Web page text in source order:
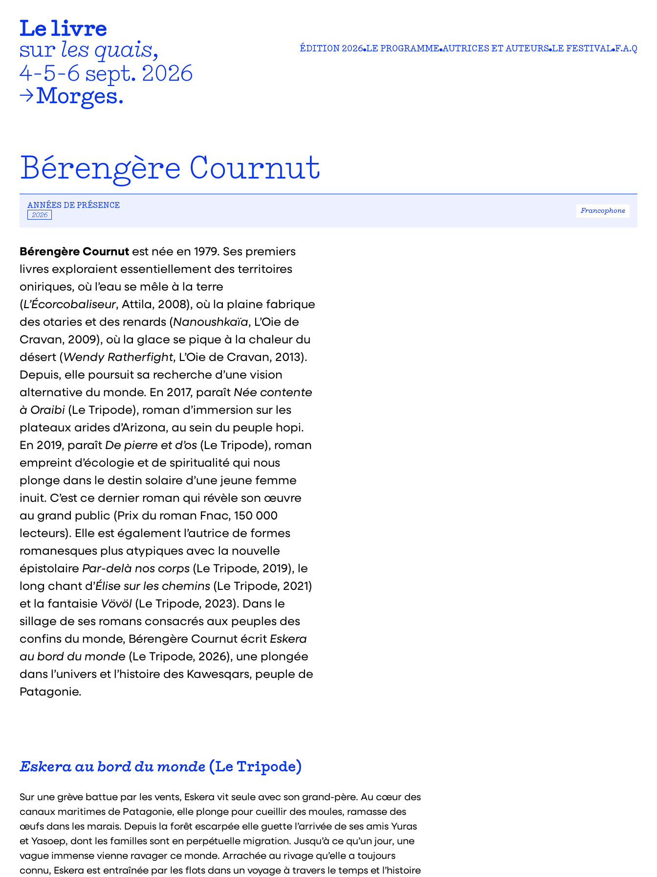
ÉDITION 2026 LE PROGRAMME AUTRICES ET AUTEURS LE FESTIVAL F.A.Q
Bérengère Cournut
ANNÉES DE PRÉSENCE
2026
Francophone
Bérengère Cournut est née en 1979. Ses premiers
livres exploraient essentiellement des territoires
oniriques, où l’eau se mêle à la terre
(L’Écorcobaliseur, Attila, 2008), où la plaine fabrique
des otaries et des renards (Nanoushkaïa, L’Oie de
Cravan, 2009), où la glace se pique à la chaleur du
désert (Wendy Ratherfight, L’Oie de Cravan, 2013).
Depuis, elle poursuit sa recherche d’une vision
alternative du monde. En 2017, paraît Née contente
à Oraibi (Le Tripode), roman d’immersion sur les
plateaux arides d’Arizona, au sein du peuple hopi.
En 2019, paraît De pierre et d’os (Le Tripode), roman
empreint d’écologie et de spiritualité qui nous
plonge dans le destin solaire d’une jeune femme
inuit. C’est ce dernier roman qui révèle son œuvre
au grand public (Prix du roman Fnac, 150 000
lecteurs). Elle est également l’autrice de formes
romanesques plus atypiques avec la nouvelle
épistolaire Par-delà nos corps (Le Tripode, 2019), le
long chant d’Élise sur les chemins (Le Tripode, 2021)
et la fantaisie Vövöl (Le Tripode, 2023). Dans le
sillage de ses romans consacrés aux peuples des
confins du monde, Bérengère Cournut écrit Eskera
au bord du monde (Le Tripode, 2026), une plongée
dans l’univers et l’histoire des Kawesqars, peuple de
Patagonie.
Eskera au bord du monde (Le Tripode)
Sur une grève battue par les vents, Eskera vit seule avec son ­­­­­grand-père. Au cœur des
canaux maritimes de Patagonie, elle plonge pour cueillir des moules, ramasse des
œufs dans les marais. Depuis la forêt escarpée elle guette l’arrivée de ses amis Yuras
et Yasoep, dont les familles sont en perpétuelle migration. Jusqu’à ce qu’un jour, une
vague immense vienne ravager ce monde. Arrachée au rivage qu’elle a toujours
connu, Eskera est entraînée par les flots dans un voyage à travers le temps et l’histoire